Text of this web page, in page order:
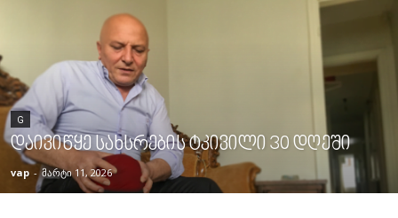
G
დაივიწყე სახსრების ტკივილი 30 დღეში
vap - მარტი 11, 2026